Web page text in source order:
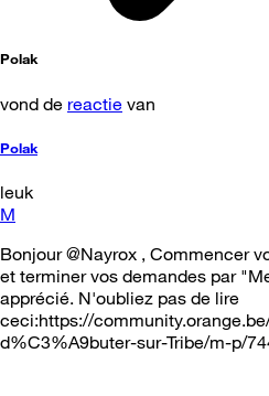
Polak
vond de reactie van
Polak
leuk
M
Bonjour @Nayrox , Commencer
et terminer vos demandes par
apprécié. N'oubliez pas de lire
ceci:https://
d%C3%A9buter-sur-Tribe/m-p/